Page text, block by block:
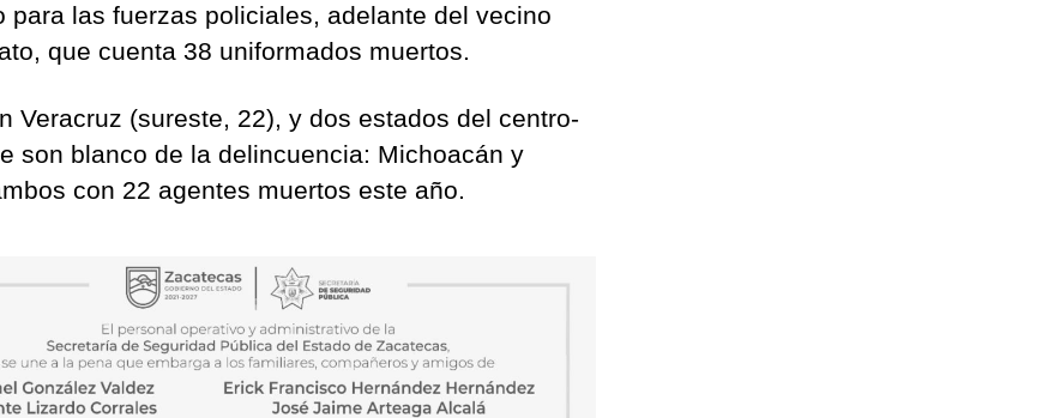
para las fuerzas policiales, adelante del vecino
que cuenta 38 uniformados muertos.
Veracruz (sureste, 22), y dos estados del centro-
son blanco de la delincuencia: Michoacán y
con 22 agentes muertos este año.